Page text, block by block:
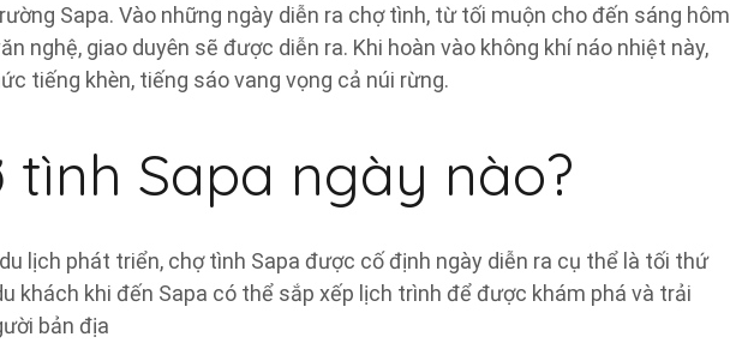
Sapa. Vào những ngày diễn ra chợ tình, từ tối muộn cho đến sáng hôm
nghệ, giao duyên sẽ được diễn ra. Khi hoàn vào không khí náo nhiệt này,
tiếng khèn, tiếng sáo vang vọng cả núi rừng.
tình Sapa ngày nào?
lịch phát triển, chợ tình Sapa được cố định ngày diễn ra cụ thể là tối thứ
khách khi đến Sapa có thể sắp xếp lịch trình để được khám phá và trải
bản địa